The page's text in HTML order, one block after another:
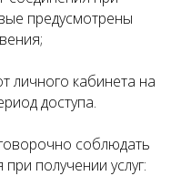
предусмотрены
личного кабинета на
доступа.
соблюдать
получении услуг: